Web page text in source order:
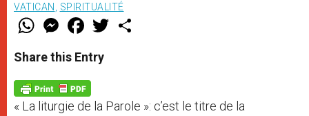
VATICAN
SPIRITUALITÉ
W
t
s
p
p
M
e
s
e
g
e
r
F
a
e
b
o
k
w
Share this Entry
« La liturgie de la Parole »: c’est le titre de la